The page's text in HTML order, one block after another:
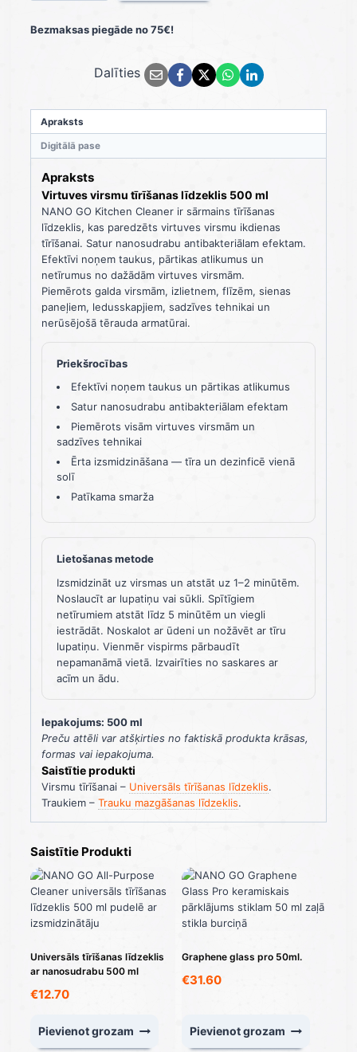
līdzeklis
daudzums
Bezmaksas piegāde no 75€!
Dalīties
Apraksts
Digitālā pase
Apraksts
Virtuves virsmu tīrīšanas līdzeklis 500 ml
NANO GO Kitchen Cleaner ir sārmains tīrīšanas
līdzeklis, kas paredzēts virtuves virsmu ikdienas
tīrīšanai. Satur nanosudrabu antibakteriālam efektam.
Efektīvi noņem taukus, pārtikas atlikumus un
netīrumus no dažādām virtuves virsmām.
Piemērots galda virsmām, izlietnem, flīzēm, sienas
paneļiem, ledusskapjiem, sadzīves tehnikai un
nerūsējošā tērauda armatūrai.
Priekšrocības
Efektīvi noņem taukus un pārtikas atlikumus
Satur nanosudrabu antibakteriālam efektam
Piemērots visām virtuves virsmām un
sadzīves tehnikai
Ērta izsmidzināšana — tīra un dezinficē vienā
solī
Patīkama smarža
Lietošanas metode
Izsmidzināt uz virsmas un atstāt uz 1–2 minūtēm.
Noslaucīt ar lupatiņu vai sūkli. Spītīgiem
netīrumiem atstāt līdz 5 minūtēm un viegli
iestrādāt. Noskalot ar ūdeni un nožāvēt ar tīru
lupatiņu. Vienmēr vispirms pārbaudīt
nepamanāmā vietā. Izvairīties no saskares ar
acīm un ādu.
Iepakojums: 500 ml
Preču attēli var atšķirties no faktiskā produkta krāsas,
formas vai iepakojuma.
Saistītie produkti
Virsmu tīrīšanai – Universāls tīrīšanas līdzeklis.
Traukiem – Trauku mazgāšanas līdzeklis.
Saistītie Produkti
Universāls tīrīšanas līdzeklis
ar nanosudrabu 500 ml
€12.70
Pievienot grozam
Graphene glass pro 50ml.
€31.60
Pievienot grozam